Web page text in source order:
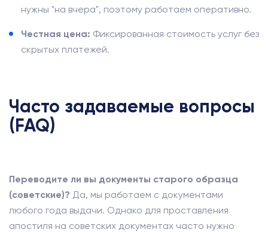
нужны "на вчера", поэтому работаем оперативно.
Честная цена: Фиксированная стоимость услуг без
скрытых платежей.
Часто задаваемые вопросы
(FAQ)
Переводите ли вы документы старого образца
(советские)? Да, мы работаем с документами
любого года выдачи. Однако для проставления
апостиля на советских документах часто нужно